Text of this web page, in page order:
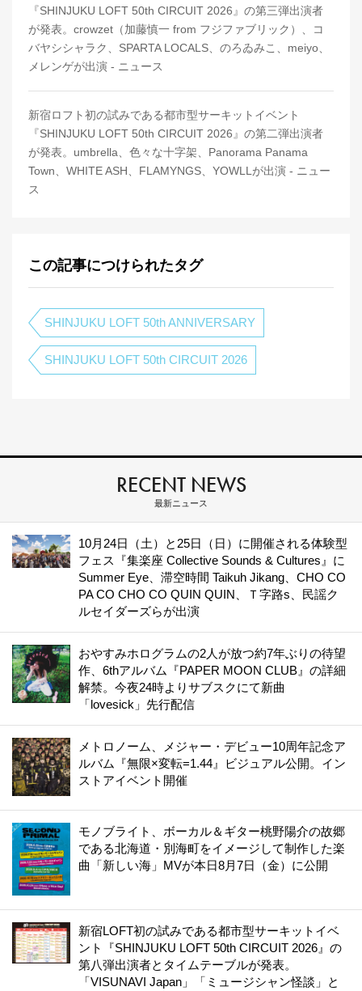
『SHINJUKU LOFT 50th CIRCUIT 2026』の第三弾出演者
が発表。crowzet（加藤慎一 from フジファブリック）、コ
バヤシシャラク、SPARTA LOCALS、のろゐみこ、meiyo、
メレンゲが出演 - ニュース
新宿ロフト初の試みである都市型サーキットイベント
『SHINJUKU LOFT 50th CIRCUIT 2026』の第二弾出演者
が発表。umbrella、色々な十字架、Panorama Panama
Town、WHITE ASH、FLAMYNGS、YOWLLが出演 - ニュー
ス
この記事につけられたタグ
SHINJUKU LOFT 50th ANNIVERSARY
SHINJUKU LOFT 50th CIRCUIT 2026
RECENT NEWS
最新ニュース
10月24日（土）と25日（日）に開催される体験型
フェス『集楽座 Collective Sounds & Cultures』に
Summer Eye、滞空時間 Taikuh Jikang、CHO CO
PA CO CHO CO QUIN QUIN、Ｔ字路s、民謡ク
ルセイダーズらが出演
おやすみホログラムの2人が放つ約7年ぶりの待望
作、6thアルバム『PAPER MOON CLUB』の詳細
解禁。今夜24時よりサブスクにて新曲
「lovesick」先行配信
メトロノーム、メジャー・デビュー10周年記念ア
ルバム『無限×変転=1.44』ビジュアル公開。イン
ストアイベント開催
モノブライト、ボーカル＆ギター桃野陽介の故郷
である北海道・別海町をイメージして制作した楽
曲「新しい海」MVが本日8月7日（金）に公開
新宿LOFT初の試みである都市型サーキットイベ
ント『SHINJUKU LOFT 50th CIRCUIT 2026』の
第八弾出演者とタイムテーブルが発表。
「VISUNAVI Japan」「ミュージシャン怪談」と